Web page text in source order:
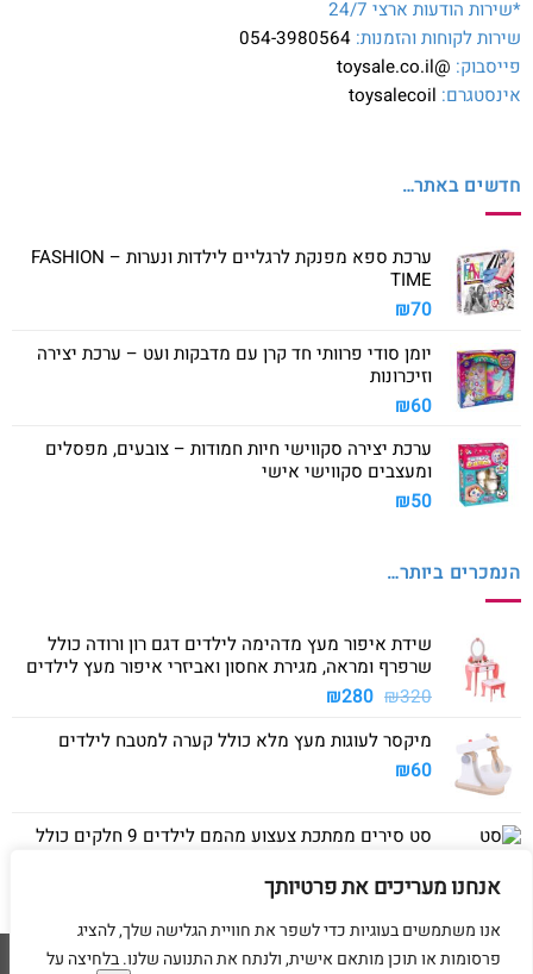
אנחנו מעריכים את פרטיותך
אנו משתמשים בעוגיות כדי לשפר את חוויית הגלישה שלך, להציג
פרסומות או תוכן מותאם אישית, ולנתח את התנועה שלנו. בלחיצה על
*שירות הודעות ארצי 24/7
שירות לקוחות והזמנות: 054-3980564
פייסבוק: @toysale.co.il
אינסטגרם: toysalecoil
חדשים באתר…
ערכת ספא מפנקת לרגליים לילדות ונערות – FASHION
TIME
₪70
יומן סודי פרוותי חד קרן עם מדבקות ועט – ערכת יצירה
וזיכרונות
₪60
ערכת יצירה סקווישי חיות חמודות – צובעים, מפסלים
ומעצבים סקווישי אישי
₪50
הנמכרים ביותר…
שידת איפור מעץ מדהימה לילדים דגם רון ורודה כולל
שרפרף ומראה, מגירת אחסון ואביזרי איפור מעץ לילדים
₪320
המחיר
היה:
₪280 המחיר
הוא:
מיקסר לעוגות מעץ מלא כולל קערה למטבח לילדים
₪60
סט סירים ממתכת צעצוע מהמם לילדים 9 חלקים כולל
₪40